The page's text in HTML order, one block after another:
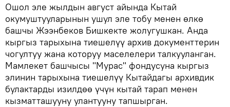
Ошол эле жылдын август айында Кытай
окумуштууларынын ушул эле тобу менен өлкө
башчы Жээнбеков Бишкекте жолугушкан. Анда
кыргыз тарыхына тиешелүү архив документтерин
чогултуу жана которуу маселелери талкууланган.
Мамлекет башчысы "Мурас" фондусуна кыргыз
элинин тарыхына тиешелүү Кытайдагы архивдик
булактарды изилдөө үчүн кытай тарап менен
кызматташууну улантууну тапшырган.